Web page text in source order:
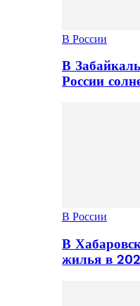
В России
В
России
В России
В
жилья в